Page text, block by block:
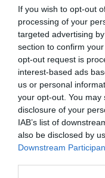
If you wish to opt-out
processing of your
targeted advertising
section to confirm
opt-out request is
interest-based ads
us or personal
your opt-out. You
disclosure of your
IAB’s list of
also be disclosed by
Downstream